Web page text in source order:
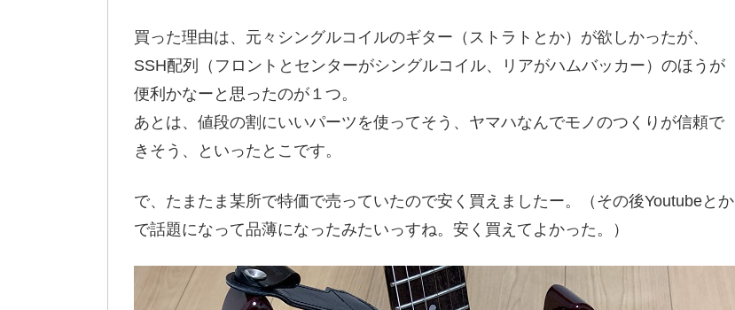
買った理由は、元々シングルコイルのギター（ストラトとか）が欲しかったが、
SSH配列（フロントとセンターがシングルコイル、リアがハムバッカー）のほうが
便利かなーと思ったのが１つ。
あとは、値段の割にいいパーツを使ってそう、ヤマハなんでモノのつくりが信頼で
きそう、といったとこです。
で、たまたま某所で特価で売っていたので安く買えましたー。（その後Youtubeとか
で話題になって品薄になったみたいっすね。安く買えてよかった。）